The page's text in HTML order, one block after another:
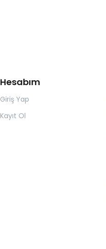
Hesabım
Giriş Yap
Kayıt Ol